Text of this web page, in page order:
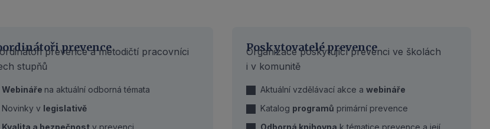
prevence
prevence a metodičtí pracovníci
stupňů
Webináře na aktuální odborná témata
Novinky v legislativě
Kvalita a bezpečnost v prevenci
Poskytovatelé prevence
Organizace poskytující prevenci ve školách
i v komunitě
Aktuální vzdělávací akce a webináře
Katalog programů primární prevence
Odborná knihovna k tématice prevence a její